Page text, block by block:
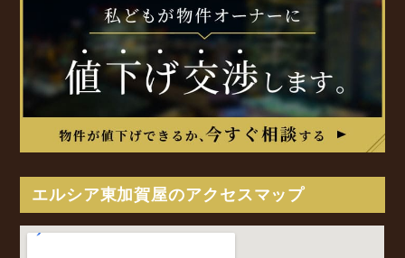
エルシア東加賀屋のアクセスマップ